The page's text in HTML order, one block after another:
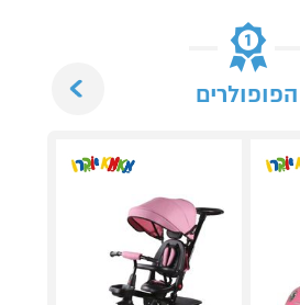
הפופולרים